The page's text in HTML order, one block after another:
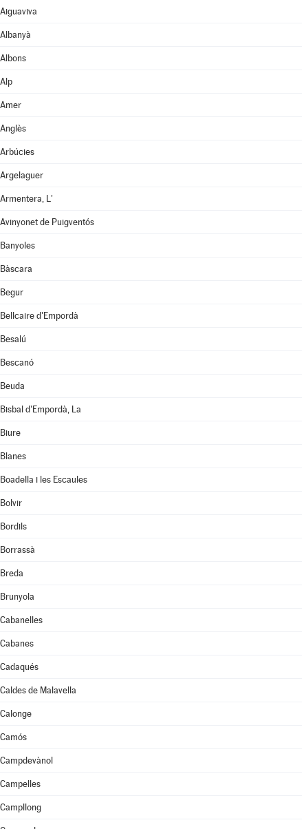
Aiguaviva
Albanyà
Albons
Alp
Amer
Anglès
Arbúcies
Argelaguer
Armentera, L'
Avinyonet de Puigventós
Banyoles
Bàscara
Begur
Bellcaire d'Empordà
Besalú
Bescanó
Beuda
Bisbal d'Empordà, La
Biure
Blanes
Boadella i les Escaules
Bolvir
Bordils
Borrassà
Breda
Brunyola
Cabanelles
Cabanes
Cadaqués
Caldes de Malavella
Calonge
Camós
Campdevànol
Campelles
Campllong